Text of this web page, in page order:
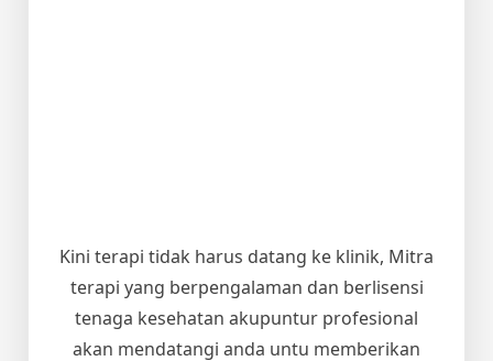
Kini terapi tidak harus datang ke klinik, Mitra
terapi yang berpengalaman dan berlisensi
tenaga kesehatan akupuntur profesional
akan mendatangi anda untu memberikan